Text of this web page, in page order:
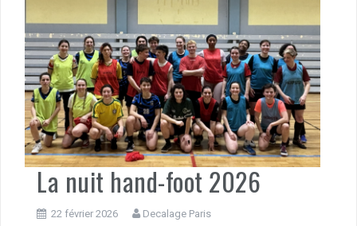
La nuit hand-foot 2026
22 février 2026 Decalage Paris